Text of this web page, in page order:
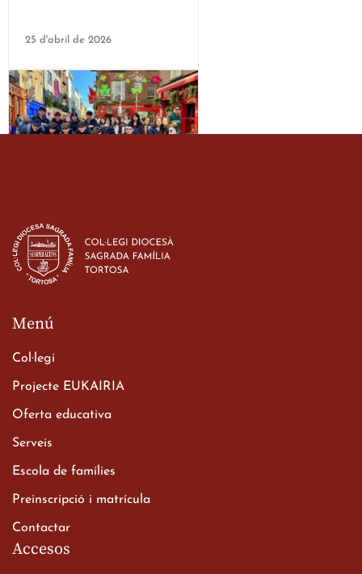
25 d'abril de 2026
d’ESO-BSD a Irlanda
23 de març de 2026
Xerrada del Sr. Bisbe als
Batxillerat
Menú
Col·legi
Projecte EUKAIRIA
Oferta educativa
Serveis
Escola de famílies
Preinscripció i matrícula
Contactar
Accesos